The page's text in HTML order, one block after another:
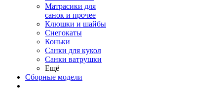
Матрасики для
санок и прочее
Клюшки и шайбы
Снегокаты
Коньки
Санки для кукол
Санки ватрушки
Ещё
Сборные модели